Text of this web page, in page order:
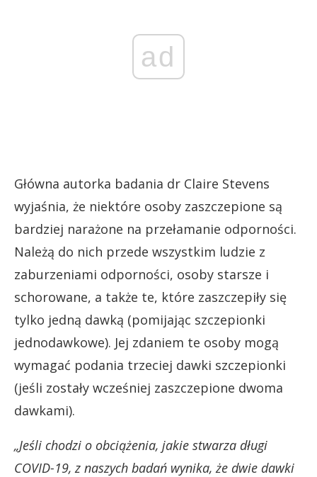
ad
Główna autorka badania dr Claire Stevens
wyjaśnia, że niektóre osoby zaszczepione są
bardziej narażone na przełamanie odporności.
Należą do nich przede wszystkim ludzie z
zaburzeniami odporności, osoby starsze i
schorowane, a także te, które zaszczepiły się
tylko jedną dawką (pomijając szczepionki
jednodawkowe). Jej zdaniem te osoby mogą
wymagać podania trzeciej dawki szczepionki
(jeśli zostały wcześniej zaszczepione dwoma
dawkami).
„Jeśli chodzi o obciążenia, jakie stwarza długi
COVID-19, z naszych badań wynika, że dwie dawki